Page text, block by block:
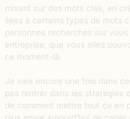
misant sur des mots clés, en
liées à certains types de mots
personnes recherches sur
entreprise, que vous allez
ce moment-là.
Je vais encore une fois dans
pas rentrer dans les stratégies
de comment mettre tout ça en